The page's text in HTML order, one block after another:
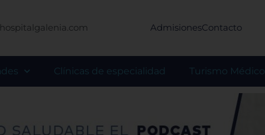
AdmisionesContacto
Clínicas de especialidad Turismo Médico